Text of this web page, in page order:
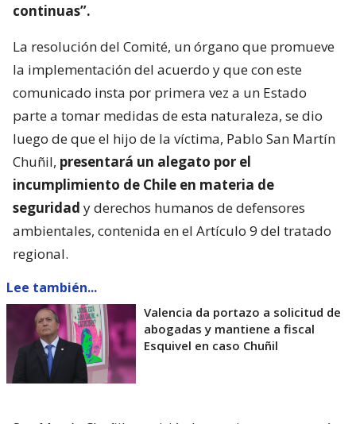
continuas”.
La resolución del Comité, un órgano que promueve
la implementación del acuerdo y que con este
comunicado insta por primera vez a un Estado
parte a tomar medidas de esta naturaleza, se dio
luego de que el hijo de la víctima, Pablo San Martín
Chuñil, presentará un alegato por el
incumplimiento de Chile en materia de
seguridad y derechos humanos de defensores
ambientales, contenida en el Artículo 9 del tratado
regional.
Lee también...
Valencia da portazo a solicitud de
abogadas y mantiene a fiscal
Esquivel en caso Chuñil